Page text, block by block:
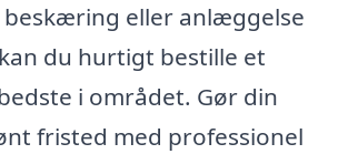
eller anlæggelse
du hurtigt bestille et
i området. Gør din
fristed med professionel